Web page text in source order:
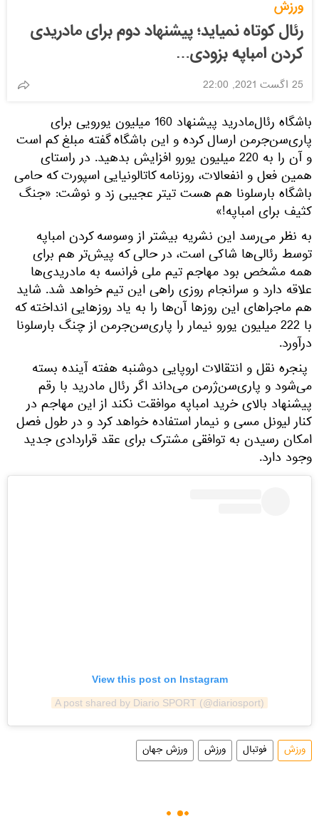
ورزش
رئال کوتاه نمیاید؛ پیشنهاد دوم برای مادریدی
کردن امباپه بزودی…
25 اگست 2021, 22:00
باشگاه رئال‌مادرید پیشنهاد 160 میلیون یورویی برای
پاری‌سن‌جرمن ارسال کرده و این باشگاه گفته مبلغ کم است
و آن را به 220 میلیون یورو افزایش بدهید. در راستای
همین فعل و انفعالات، روزنامه کاتالونیایی اسپورت که حامی
باشگاه بارسلونا هم هست تیتر عجیبی زد و نوشت: «جنگ
کثیف برای امباپه!»
به نظر می‌رسد این نشریه بیشتر از وسوسه کردن امباپه
توسط رئالی‌ها شاکی است، در حالی که پیش‌تر هم برای
همه مشخص بود مهاجم تیم ملی فرانسه به مادریدی‌ها
علاقه دارد و سرانجام روزی راهی این تیم خواهد شد. شاید
هم ماجراهای این روزها آن‌ها را به یاد روزهایی انداخته که
با 222 میلیون یورو نیمار را پاری‌سن‌‌جرمن از چنگ بارسلونا
درآورد.
پنجره نقل و انتقالات اروپایی دوشنبه هفته آینده بسته
می‌شود و پاری‌سن‌ژرمن می‌داند اگر رئال مادرید با رقم
پیشنهاد بالای خرید امباپه موافقت نکند از این مهاجم در
کنار لیونل مسی و نیمار استفاده خواهد کرد و در طول فصل
امکان رسیدن به توافقی مشترک برای عقد قراردادی جدید
وجود دارد.
View this post on Instagram
A post shared by Diario SPORT (@diariosport)
ورزش فوتبال ورزش ورزش جهان